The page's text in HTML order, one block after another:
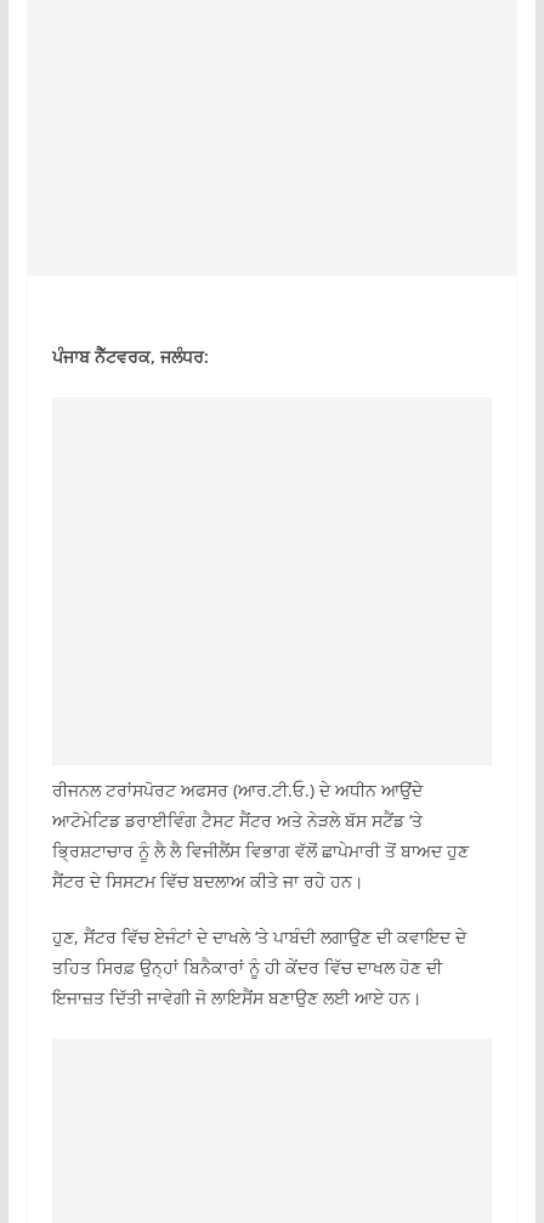
ਪੰਜਾਬ ਨੈੱਟਵਰਕ, ਜਲੰਧਰ:
ਰੀਜਨਲ ਟਰਾਂਸਪੋਰਟ ਅਫਸਰ (ਆਰ.ਟੀ.ਓ.) ਦੇ ਅਧੀਨ ਆਉਂਦੇ
ਆਟੋਮੇਟਿਡ ਡਰਾਈਵਿੰਗ ਟੈਸਟ ਸੈਂਟਰ ਅਤੇ ਨੇੜਲੇ ਬੱਸ ਸਟੈਂਡ ‘ਤੇ
ਭ੍ਰਿਸ਼ਟਾਚਾਰ ਨੂੰ ਲੈ ਲੈ ਵਿਜੀਲੈਂਸ ਵਿਭਾਗ ਵੱਲੋਂ ਛਾਪੇਮਾਰੀ ਤੋਂ ਬਾਅਦ ਹੁਣ
ਸੈਂਟਰ ਦੇ ਸਿਸਟਮ ਵਿੱਚ ਬਦਲਾਅ ਕੀਤੇ ਜਾ ਰਹੇ ਹਨ।
ਹੁਣ, ਸੈਂਟਰ ਵਿੱਚ ਏਜੰਟਾਂ ਦੇ ਦਾਖਲੇ ‘ਤੇ ਪਾਬੰਦੀ ਲਗਾਉਣ ਦੀ ਕਵਾਇਦ ਦੇ
ਤਹਿਤ ਸਿਰਫ਼ ਉਨ੍ਹਾਂ ਬਿਨੈਕਾਰਾਂ ਨੂੰ ਹੀ ਕੇਂਦਰ ਵਿੱਚ ਦਾਖਲ ਹੋਣ ਦੀ
ਇਜਾਜ਼ਤ ਦਿੱਤੀ ਜਾਵੇਗੀ ਜੋ ਲਾਇਸੈਂਸ ਬਣਾਉਣ ਲਈ ਆਏ ਹਨ।